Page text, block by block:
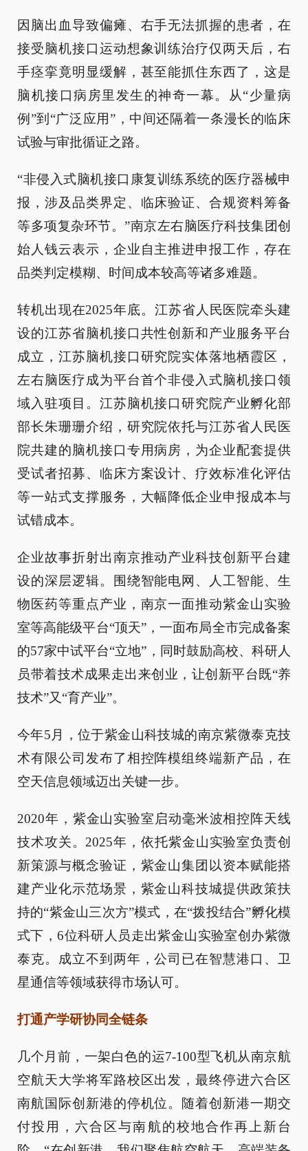
因脑出血导致偏瘫、右手无法抓握的患者，在
接受脑机接口运动想象训练治疗仅两天后，右
手痉挛竟明显缓解，甚至能抓住东西了，这是
脑机接口病房里发生的神奇一幕。从“少量病
例”到“广泛应用”，中间还隔着一条漫长的临床
试验与审批循证之路。
“非侵入式脑机接口康复训练系统的医疗器械申
报，涉及品类界定、临床验证、合规资料筹备
等多项复杂环节。”南京左右脑医疗科技集团创
始人钱云表示，企业自主推进申报工作，存在
品类判定模糊、时间成本较高等诸多难题。
转机出现在2025年底。江苏省人民医院牵头建
设的江苏省脑机接口共性创新和产业服务平台
成立，江苏脑机接口研究院实体落地栖霞区，
左右脑医疗成为平台首个非侵入式脑机接口领
域入驻项目。江苏脑机接口研究院产业孵化部
部长朱珊珊介绍，研究院依托与江苏省人民医
院共建的脑机接口专用病房，为企业配套提供
受试者招募、临床方案设计、疗效标准化评估
等一站式支撑服务，大幅降低企业申报成本与
试错成本。
企业故事折射出南京推动产业科技创新平台建
设的深层逻辑。围绕智能电网、人工智能、生
物医药等重点产业，南京一面推动紫金山实验
室等高能级平台“顶天”，一面布局全市完成备案
的57家中试平台“立地”，同时鼓励高校、科研人
员带着技术成果走出来创业，让创新平台既“养
技术”又“育产业”。
今年5月，位于紫金山科技城的南京紫微泰克技
术有限公司发布了相控阵模组终端新产品，在
空天信息领域迈出关键一步。
2020年，紫金山实验室启动毫米波相控阵天线
技术攻关。2025年，依托紫金山实验室负责创
新策源与概念验证，紫金山集团以资本赋能搭
建产业化示范场景，紫金山科技城提供政策扶
持的“紫金山三次方”模式，在“拨投结合”孵化模
式下，6位科研人员走出紫金山实验室创办紫微
泰克。成立不到两年，公司已在智慧港口、卫
星通信等领域获得市场认可。
打通产学研协同全链条
几个月前，一架白色的运7-100型飞机从南京航
空航天大学将军路校区出发，最终停进六合区
南航国际创新港的停机位。随着创新港一期交
付投用，六合区与南航的校地合作再上新台